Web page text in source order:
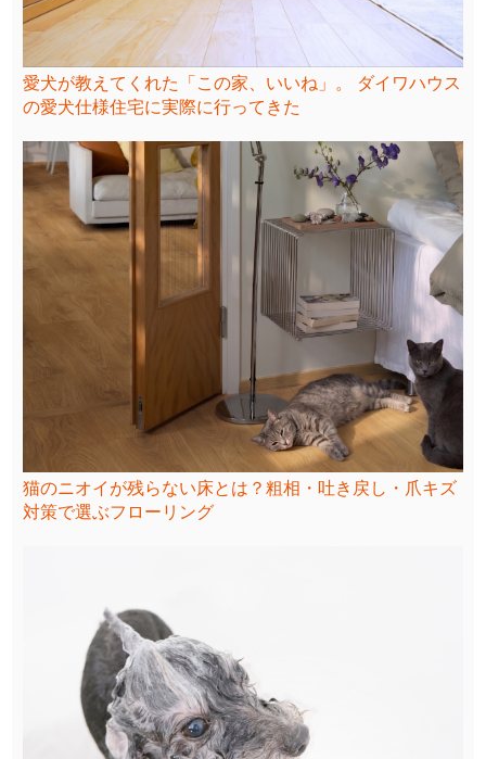
愛犬が教えてくれた「この家、いいね」。 ダイワハウス
の愛犬仕様住宅に実際に行ってきた
猫のニオイが残らない床とは？粗相・吐き戻し・爪キズ
対策で選ぶフローリング